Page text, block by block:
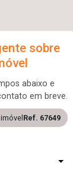
sobre
abaixo e
em breve.
Ref. 67649